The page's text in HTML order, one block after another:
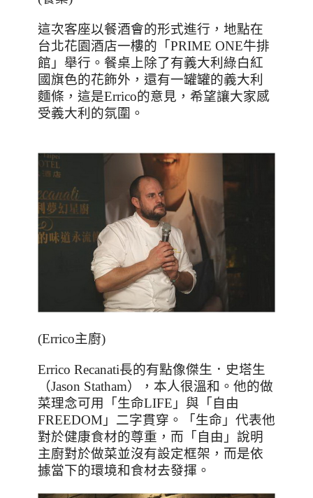
這次客座以餐酒會的形式進行，地點在
台北花園酒店一樓的「 PRIME ONE牛排
館」舉行。餐桌上除了有義大利綠白紅
國旗色的花飾外，還有一罐罐的義大利
麵條，這是Errico的意見，希望讓大家感
受義大利的氛圍。
(Errico主廚)
Errico Recanati長的有點像傑生．史塔生
（Jason Statham），本人很溫和。他的做
菜理念可用「生命LIFE 」與「自由
FREEDOM 」二字貫穿。「生命」代表他
對於健康食材的尊重，而「自由」說明
主廚對於做菜並沒有設定框架，而是依
據當下的環境和食材去發揮。